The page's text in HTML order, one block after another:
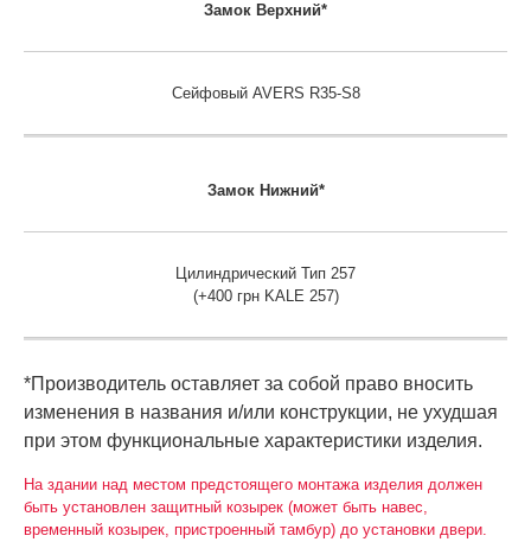
Замок Верхний*
Сейфовый AVERS R35-S8
ЗамокНижний*
Цилиндрический Тип 257
(+400 грн KALE 257)
*Производитель оставляет за собой право вносить
изменения в названия и/или конструкции, не ухудшая
при этом функциональные характеристики изделия.
На здании над местом предстоящего монтажа изделия должен
быть установлен защитный козырек (может быть навес,
временный козырек, пристроенный тамбур) до установки двери.